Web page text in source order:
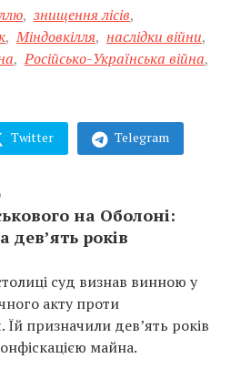
, знищення лісів,
, Міндовкілля, наслідки війни,
, Російсько-Українська війна,
Twitter Telegram
на Оболоні:
років
суд визнав винною у
акту проти
Їй призначили дев’ять років
майна.